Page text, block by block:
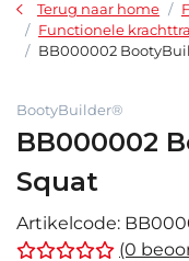
Terug naar home
Functionele
BB000002
BootyBuilder®
BB000002
Squat
Artikelcode:
(0